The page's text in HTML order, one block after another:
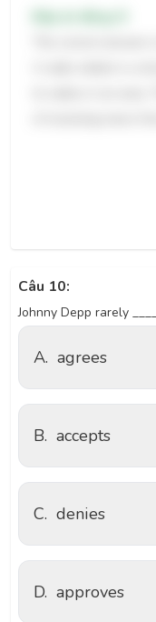
Câu 10:
Johnny Depp rarely
A. agrees
B. accepts
C. denies
D. approves